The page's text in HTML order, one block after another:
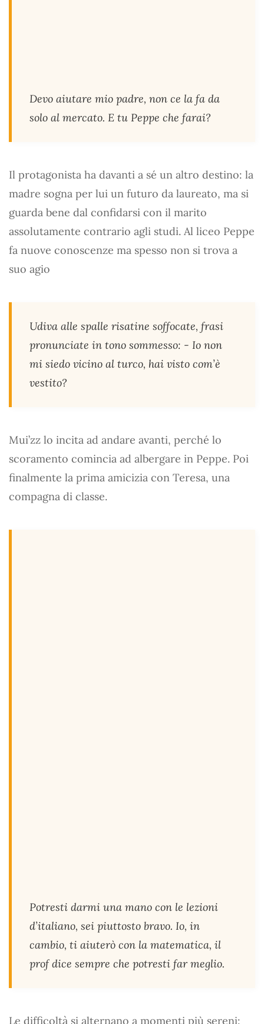
Devo aiutare mio padre, non ce la fa da
solo al mercato. E tu Peppe che farai?
Il protagonista ha davanti a sé un altro destino: la
madre sogna per lui un futuro da laureato, ma si
guarda bene dal confidarsi con il marito
assolutamente contrario agli studi. Al liceo Peppe
fa nuove conoscenze ma spesso non si trova a
suo agio
Udiva alle spalle risatine soffocate, frasi
pronunciate in tono sommesso: - Io non
mi siedo vicino al turco, hai visto com’è
vestito?
Mui’zz lo incita ad andare avanti, perché lo
scoramento comincia ad albergare in Peppe. Poi
finalmente la prima amicizia con Teresa, una
compagna di classe.
Potresti darmi una mano con le lezioni
d’italiano, sei piuttosto bravo. Io, in
cambio, ti aiuterò con la matematica, il
prof dice sempre che potresti far meglio.
Le difficoltà si alternano a momenti più sereni: